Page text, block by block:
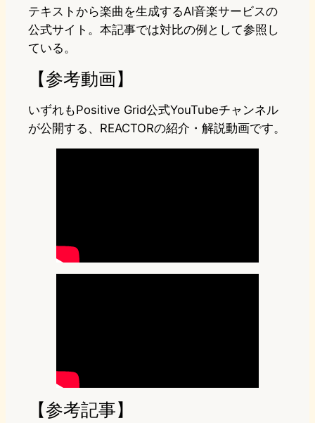
テキストから楽曲を生成するAI音楽サービスの
公式サイト。本記事では対比の例として参照し
ている。
【参考動画】
いずれもPositive Grid公式YouTubeチャンネル
が公開する、REACTORの紹介・解説動画です。
【参考記事】